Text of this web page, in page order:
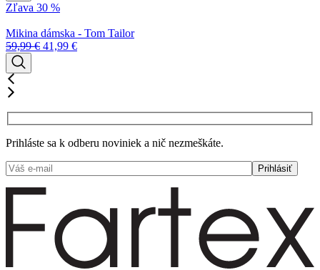
Zľava 30 %
Mikina dámska - Tom Tailor
59,99€ 41,99 €
Prihláste sa k odberu noviniek a nič nezmeškáte.